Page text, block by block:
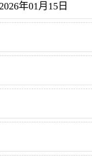
2026年01月15日